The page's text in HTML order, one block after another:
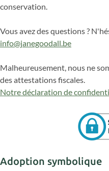
conservation.
Vous avez des questions ?
info@janegoodall.be
Malheureusement, nous ne
des attestations fiscales.
Notre déclaration de
Adoption symbolique